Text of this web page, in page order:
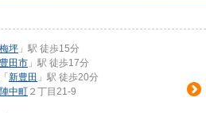
梅坪 」駅 徒歩15分
豊田市 」駅 徒歩17分
「 新豊田 」駅 徒歩20分
陣中町 ２丁目21-9